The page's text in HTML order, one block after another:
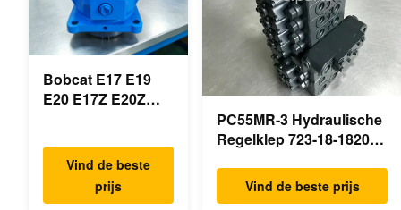
Bobcat E17 E19
E20 E17Z E20Z
7024419 Voor mini
graafmachine
Vind de beste
prijs
PC55MR-3 Hydraulische
Regelklep 723-18-18200
18202 voor KOMATSU
Graafmachine Originele
Vind de beste prijs